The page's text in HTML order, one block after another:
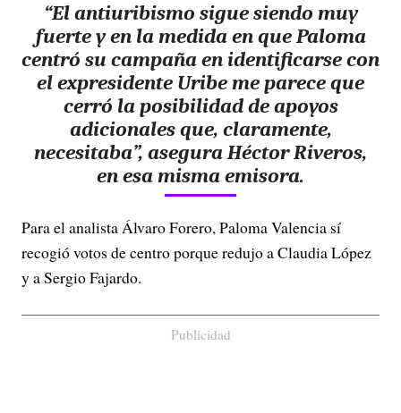
“El antiuribismo sigue siendo muy
fuerte y en la medida en que Paloma
centró su campaña en identificarse con
el expresidente Uribe me parece que
cerró la posibilidad de apoyos
adicionales que, claramente,
necesitaba”, asegura Héctor Riveros,
en esa misma emisora.
Para el analista Álvaro Forero, Paloma Valencia sí
recogió votos de centro porque redujo a Claudia López
y a Sergio Fajardo.
Publicidad